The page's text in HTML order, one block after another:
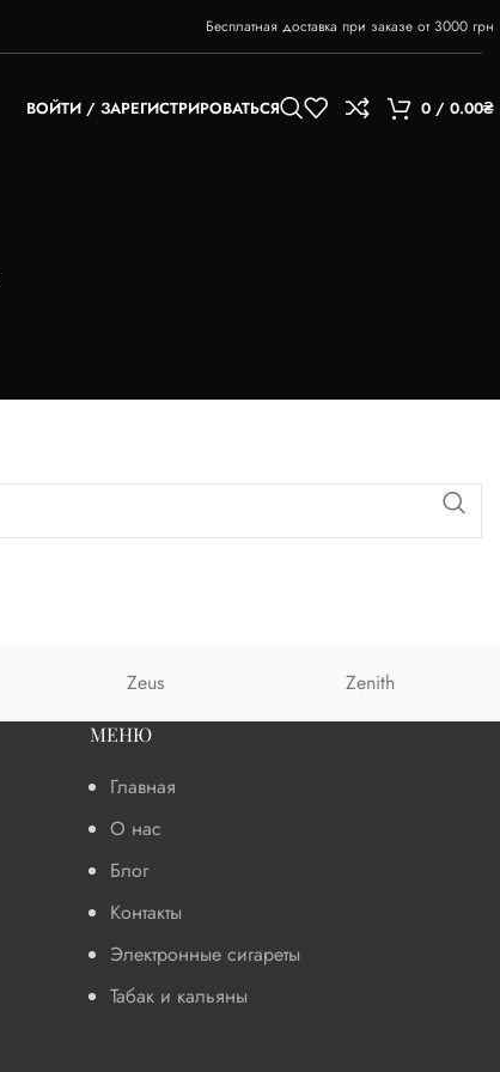
Бесплатная доставка при заказе от 3000 грн
ВОЙТИ / ЗАРЕГИСТРИРОВАТЬСЯ 0 / 0.00₴
Zeus Zenith
МЕНЮ
Главная
О нас
Блог
Контакты
Электронные сигареты
Табак и кальяны